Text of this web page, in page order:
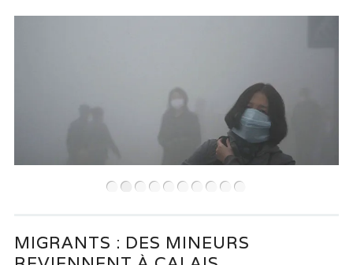
••••••••••
MIGRANTS : DES MINEURS